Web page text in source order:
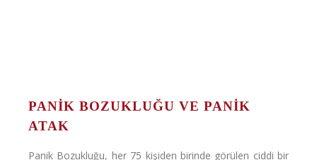
PANIK BOZUKLUĞU VE PANIK
ATAK
Panik Bozukluğu, her 75 kişiden birinde görülen ciddi bir